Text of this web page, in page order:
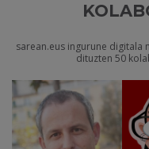
sarean.eus ingurune digitala
dituzten 50